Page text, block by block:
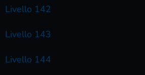
Livello 142
Livello 143
Livello 144